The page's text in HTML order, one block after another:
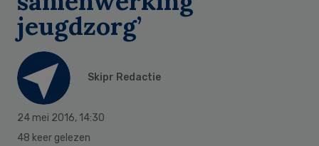
jeugdzorg’
Skipr Redactie
24 mei 2016, 14:30
48 keer gelezen